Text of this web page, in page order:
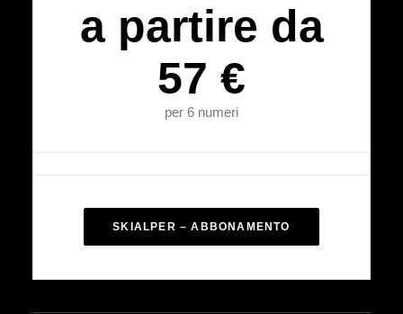
a partire da
57 €
per 6 numeri
SKIALPER – ABBONAMENTO